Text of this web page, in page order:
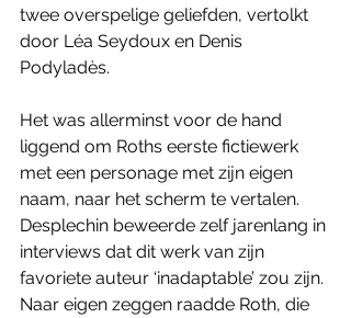
twee overspelige geliefden, vertolkt
door Léa Seydoux en Denis
Podyladès.
Het was allerminst voor de hand
liggend om Roths eerste fictiewerk
met een personage met zijn eigen
naam, naar het scherm te vertalen.
Desplechin beweerde zelf jarenlang in
interviews dat dit werk van zijn
favoriete auteur ‘inadaptable’ zou zijn.
Naar eigen zeggen raadde Roth, die